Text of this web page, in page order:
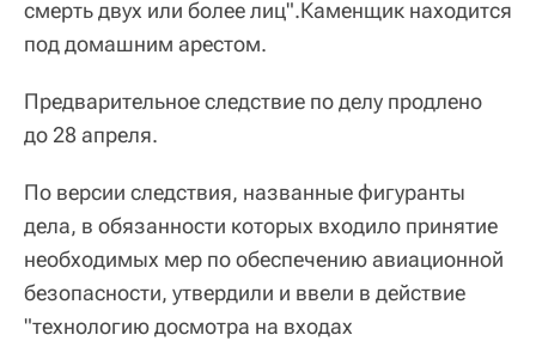
смерть двух или более лиц".Каменщик находится
под домашним арестом.
Предварительное следствие по делу продлено
до 28 апреля.
По версии следствия, названные фигуранты
дела, в обязанности которых входило принятие
необходимых мер по обеспечению авиационной
безопасности, утвердили и ввели в действие
"технологию досмотра на входах